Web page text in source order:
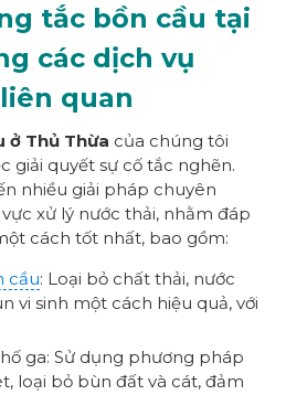
tắc bồn cầu tại
các dịch vụ
quan
ở Thủ Thừa của chúng tôi
giải quyết sự cố tắc nghẽn.
nhiều giải pháp chuyên
xử lý nước thải, nhằm đáp
cách tốt nhất, bao gồm:
cầu: Loại bỏ chất thải, nước
vi sinh một cách hiệu quả, với
ga: Sử dụng phương pháp
loại bỏ bùn đất và cát, đảm